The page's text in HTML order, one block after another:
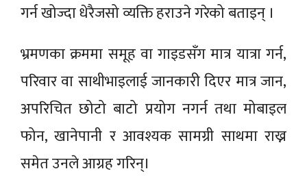
गर्न खोज्दा धेरैजसो व्यक्ति हराउने गरेको बताइन् ।
भ्रमणका क्रममा समूह वा गाइडसँग मात्र यात्रा गर्न,
परिवार वा साथीभाइलाई जानकारी दिएर मात्र जान,
अपरिचित छोटो बाटो प्रयोग नगर्न तथा मोबाइल
फोन, खानेपानी र आवश्यक सामग्री साथमा राख्न
समेत उनले आग्रह गरिन्।